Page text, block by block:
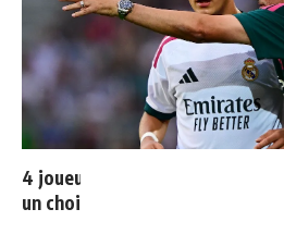
4 joueurs, une seule place :
un choix